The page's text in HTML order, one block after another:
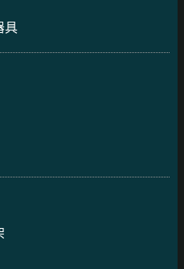
具